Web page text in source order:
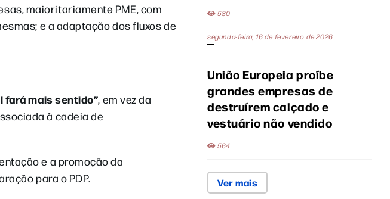
maioritariamente PME, com
e a adaptação dos fluxos de
fará mais sentido”, em vez da
à cadeia de
e a promoção da
para o PDP.
580
segunda-feira, 16 de fevereiro de 2026
União Europeia proíbe
grandes empresas de
destruírem calçado e
vestuário não vendido
564
Ver mais